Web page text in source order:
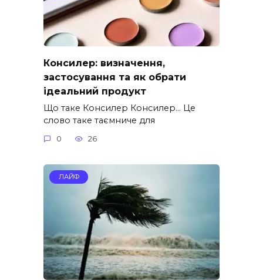
Консилер: визначення,
застосування та як обрати
ідеальний продукт
Що таке Консилер Консилер… Це
слово таке таємниче для
0 26
ЛАЙФ